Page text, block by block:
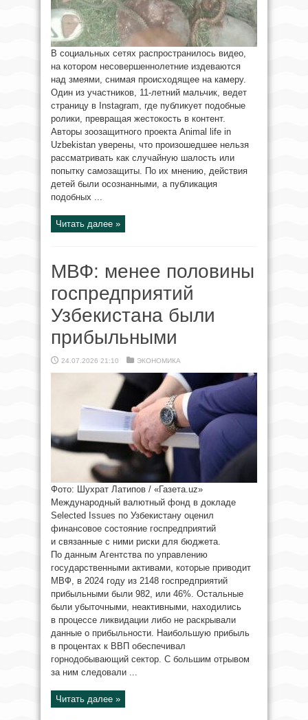
В социальных сетях распространилось видео,
на котором несовершеннолетние издеваются
над змеями, снимая происходящее на камеру.
Один из участников, 11-летний мальчик, ведет
страницу в Instagram, где публикует подобные
ролики, превращая жестокость в контент.
Авторы зоозащитного проекта Animal life in
Uzbekistan уверены, что произошедшее нельзя
рассматривать как случайную шалость или
попытку самозащиты. По их мнению, действия
детей были осознанными, а публикация
подобных ...
Читать далее »
МВФ: менее половины
госпредприятий
Узбекистана были
прибыльными
24.07.2026 21:10 ЭКОНОМИКА
Фото: Шухрат Латипов / «Газета.uz»
Международный валютный фонд в докладе
Selected Issues по Узбекистану оценил
финансовое состояние госпредприятий
и связанные с ними риски для бюджета.
По данным Агентства по управлению
государственными активами, которые приводит
МВФ, в 2024 году из 2148 госпредприятий
прибыльными были 982, или 46%. Остальные
были убыточными, неактивными, находились
в процессе ликвидации либо не раскрывали
данные о прибыльности. Наибольшую прибыль
в процентах к ВВП обеспечивал
горнодобывающий сектор. С большим отрывом
за ним следовали ...
Читать далее »